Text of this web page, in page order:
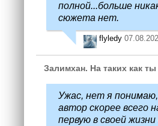
полной...больше
сюжета нет.
flyledy
Залимхан. На таких как ты
Ужас, нет я
автор скорее всего
первую в своей жизни